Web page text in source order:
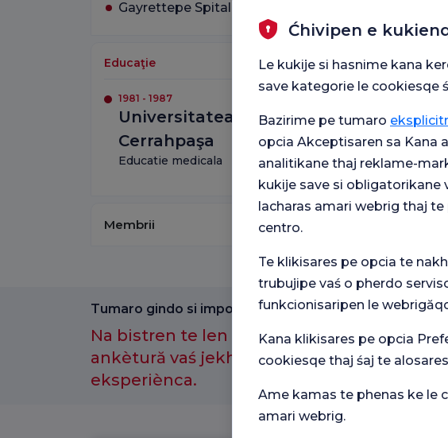
Gayrettepe Spitalul Florence Nightingale
Educaţie
1981 - 1987
Universitatea din Istanbul Facultatea
Cerrahpaşa
Educatie medicala
Membrii
Tumaro gindo si importantno amenge.
Na bistren te len kotor anθ-e amare
ankètură vaś jekh maj laćhi sastipasqi
eksperiènca.
Ćhivipen e
Le kukije si hasnime kana
save kategorie le cookiesqe
Bazirime pe tumaro
opcia Akceptisaren sa Kana
analitikane thaj reklame-
kukije save si obligatorikane
lacharas amari webrig thaj
centro.
Te klikisares pe opcia te
trubujipe vaś o pherdo
funkcionisaripen le
Kana klikisares pe opcia
cookiesqe thaj śaj te
Ame kamas te phenas ke le
amari webrig.